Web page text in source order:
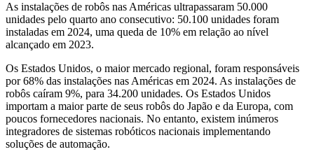
As instalações de robôs nas Américas ultrapassaram 50.000
unidades pelo quarto ano consecutivo: 50.100 unidades foram
instaladas em 2024, uma queda de 10% em relação ao nível
alcançado em 2023.
Os Estados Unidos, o maior mercado regional, foram responsáveis
por 68% das instalações nas Américas em 2024. As instalações de
robôs caíram 9%, para 34.200 unidades. Os Estados Unidos
importam a maior parte de seus robôs do Japão e da Europa, com
poucos fornecedores nacionais. No entanto, existem inúmeros
integradores de sistemas robóticos nacionais implementando
soluções de automação.